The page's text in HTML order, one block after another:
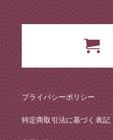
プライバシーポリシー
特定商取引法に基づく表記